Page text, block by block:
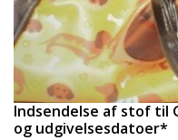
Indsendelse af stof til
og udgivelsesdatoer*